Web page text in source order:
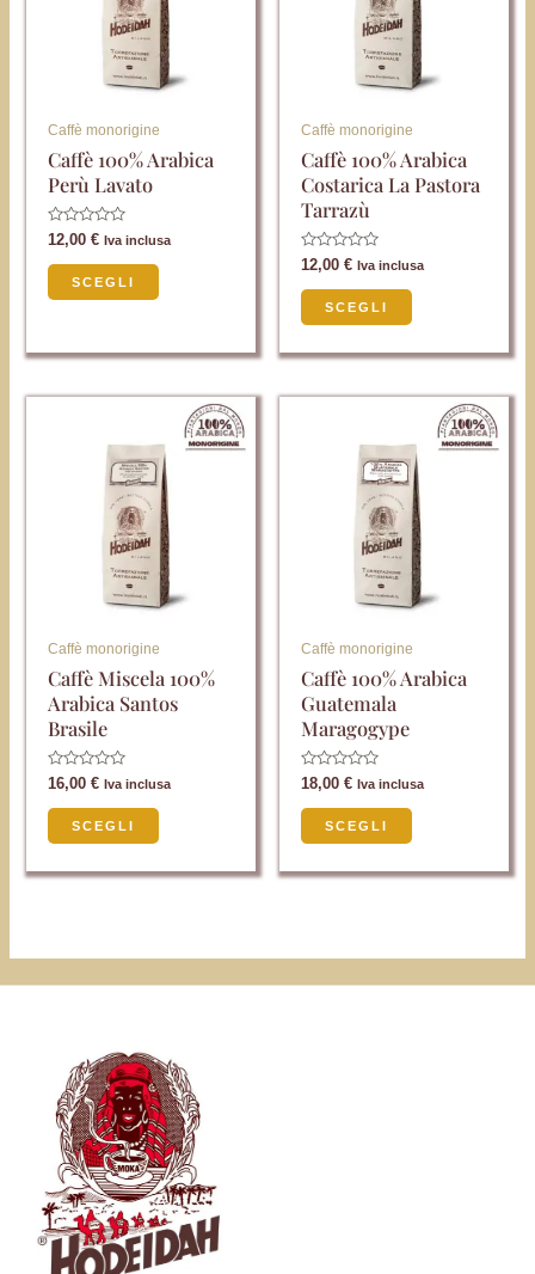
Caffè monorigine
Caffè 100% Arabica
Perù Lavato
Valutato
0
su
12,00 € Iva inclusa
SCEGLI
varianti.
Le
opzioni
essere
pagina
Caffè monorigine
Caffè 100% Arabica
Costarica La Pastora
Tarrazù
Valutato
0
su
12,00 € Iva inclusa
SCEGLI
varianti.
Le
opzioni
essere
scelte
Caffè monorigine
Caffè Miscela 100%
Arabica Santos
Brasile
Valutato
0
su
16,00 € Iva inclusa
SCEGLI
Questo
prodotto
ha
più
varianti.
Le
opzioni
essere
scelte
Caffè monorigine
Caffè 100% Arabica
Guatemala
Maragogype
Valutato
0
su
18,00 € Iva inclusa
SCEGLI
Questo
prodotto
ha
più
varianti.
Le
opzioni
essere